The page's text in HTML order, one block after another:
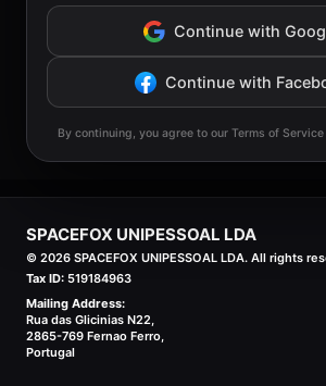
Continue with
Continue with
By continuing, you agree to our Terms of
SPACEFOX UNIPESSOAL LDA
© 2026 SPACEFOX UNIPESSOAL LDA. All rights
Tax ID: 519184963
Mailing Address:
Rua das Glicinias N22,
2865-769 Fernao Ferro,
Portugal